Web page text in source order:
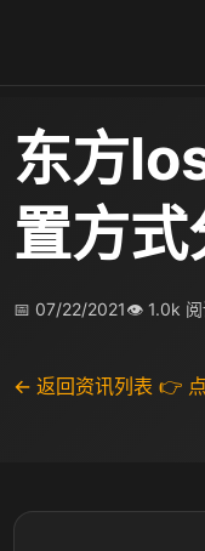
东方
置方式
📅 07/22/2021👁 1.0k 阅
← 返回资讯列表 👉